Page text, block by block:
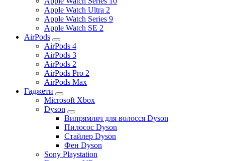
Apple Watch Ultra 2
Apple Watch Series 9
Apple Watch SE 2
AirPods
AirPods 4
AirPods 3
AirPods 2
AirPods Pro 2
AirPods Max
Гаджети
Microsoft Xbox
Dyson
Випрямляч для волосся Dyson
Пилосос Dyson
Стайлер Dyson
Фен Dyson
Sony Playstation